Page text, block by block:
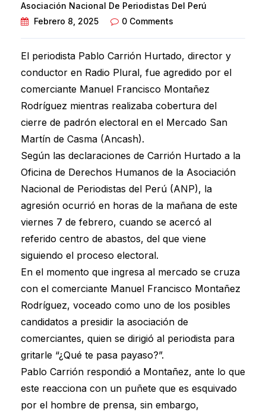
Asociación Nacional De Periodistas Del Perú
Febrero 8, 2025
0 Comments
El periodista Pablo Carrión Hurtado, director y
conductor en Radio Plural, fue agredido por el
comerciante Manuel Francisco Montañez
Rodríguez mientras realizaba cobertura del
cierre de padrón electoral en el Mercado San
Martín de Casma (Ancash).
Según las declaraciones de Carrión Hurtado a la
Oficina de Derechos Humanos de la Asociación
Nacional de Periodistas del Perú (ANP), la
agresión ocurrió en horas de la mañana de este
viernes 7 de febrero, cuando se acercó al
referido centro de abastos, del que viene
siguiendo el proceso electoral.
En el momento que ingresa al mercado se cruza
con el comerciante Manuel Francisco Montañez
Rodríguez, voceado como uno de los posibles
candidatos a presidir la asociación de
comerciantes, quien se dirigió al periodista para
gritarle “¿Qué te pasa payaso?”.
Pablo Carrión respondió a Montañez, ante lo que
este reacciona con un puñete que es esquivado
por el hombre de prensa, sin embargo,